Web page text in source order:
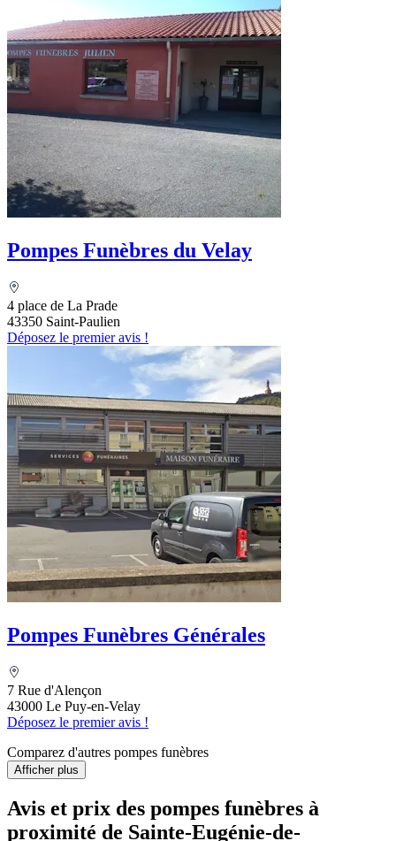
Pompes Funèbres du Velay
4 place de La Prade
43350 Saint-Paulien
Déposez le premier avis !
Pompes Funèbres Générales
7 Rue d'Alençon
43000 Le Puy-en-Velay
Déposez le premier avis !
Comparez d'autres pompes funèbres
Afficher plus
Avis et prix des pompes funèbres à
proximité de Sainte-Eugénie-de-